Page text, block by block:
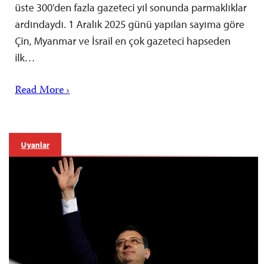
üste 300’den fazla gazeteci yıl sonunda parmaklıklar
ardındaydı. 1 Aralık 2025 günü yapılan sayıma göre
Çin, Myanmar ve İsrail en çok gazeteci hapseden
ilk…
Read More ›
Uyarılar